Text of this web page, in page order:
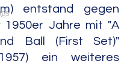
entstand gegen
1950er Jahre mit "A
Ball (First Set)"
ein weiteres